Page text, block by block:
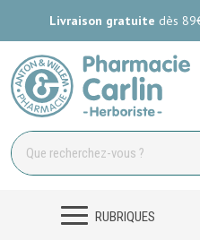
Livraison gratuite dès
RUBRIQUES